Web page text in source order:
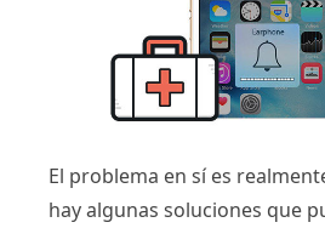
El problema en sí es
hay algunas soluciones que